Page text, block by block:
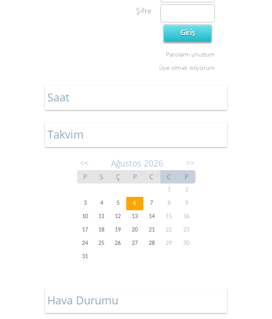
Şifre
Parolamı unuttum
Üye olmak istiyorum
Saat
Takvim
<< Ağustos 2026 >>
P S Ç P C C P
1
2
3
4 5 6 7 8
9
10
11 12 13 14 15
16
17
18 19 20 21 22
23
24
25 26 27 28 29
30
31
Hava Durumu